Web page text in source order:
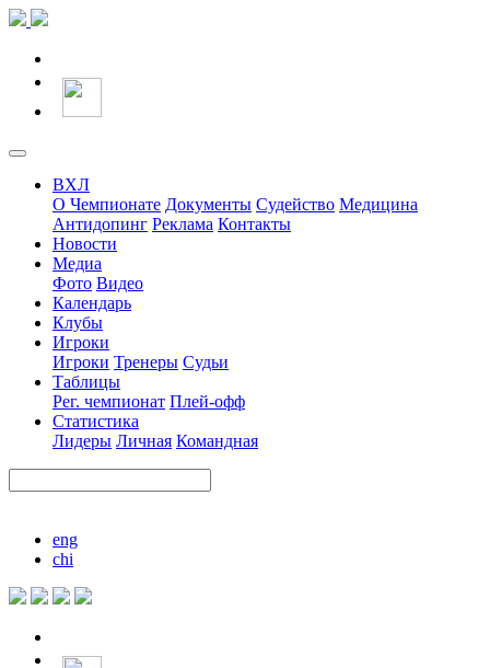
ВХЛ
О Чемпионате Документы Судейство Медицина
Антидопинг Реклама Контакты
Новости
Медиа
Фото Видео
Календарь
Клубы
Игроки
Игроки Тренеры Судьи
Таблицы
Рег. чемпионат Плей-офф
Статистика
Лидеры Личная Командная
eng
chi